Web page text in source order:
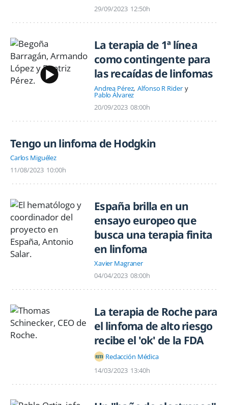
29/09/2023 12:50h
La terapia de 1ª línea
como contingente para
las recaídas de linfomas
Andrea Pérez Alfonso R Rider
Pablo Álvarez
20/09/2023 08:00h
Tengo un linfoma de Hodgkin
Carlos Miguélez
11/08/2023 10:00h
España brilla en un
ensayo europeo que
busca una terapia finita
en linfoma
Xavier Magraner
04/04/2023 08:00h
La terapia de Roche para
el linfoma de alto riesgo
recibe el 'ok' de la FDA
Redacción Médica
14/03/2023 13:40h